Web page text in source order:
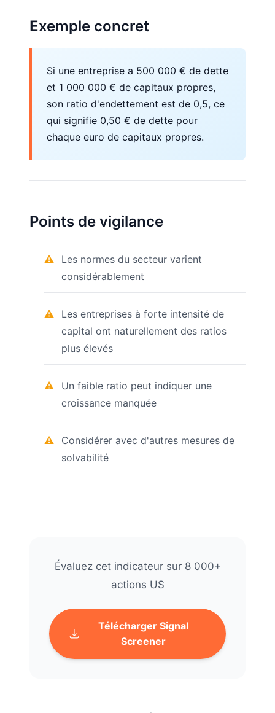
Exemple concret
Si une entreprise a 500 000 € de dette
et 1 000 000 € de capitaux propres,
son ratio d'endettement est de 0,5, ce
qui signifie 0,50 € de dette pour
chaque euro de capitaux propres.
Points de vigilance
Les normes du secteur varient
considérablement
Les entreprises à forte intensité de
capital ont naturellement des ratios
plus élevés
Un faible ratio peut indiquer une
croissance manquée
Considérer avec d'autres mesures de
solvabilité
Évaluez cet indicateur sur 8 000+
actions US
Télécharger Signal
Screener